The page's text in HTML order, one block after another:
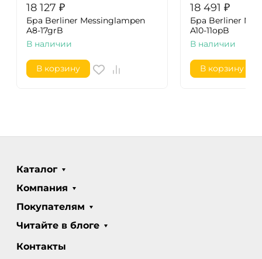
18 127 ₽
Бра Berliner Messinglampen
A8-17grB
В наличии
В корзину
18 491 ₽
Бра Berliner
A10-11opB
В наличии
В корзину
Каталог
Компания
Покупателям
Читайте в блоге
Контакты